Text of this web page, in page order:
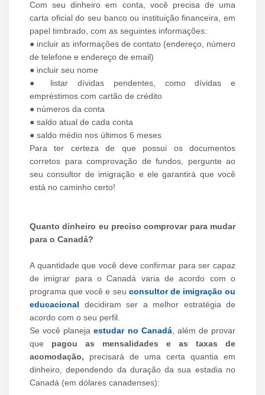
Com seu dinheiro em conta, você precisa de uma
carta oficial do seu banco ou instituição financeira, em
papel timbrado, com as seguintes informações:
● incluir as informações de contato (endereço, número
de telefone e endereço de email)
● incluir seu nome
● listar dívidas pendentes, como dívidas e
empréstimos com cartão de crédito
● números da conta
● saldo atual de cada conta
● saldo médio nos últimos 6 meses
Para ter certeza de que possui os documentos
corretos para comprovação de fundos, pergunte ao
seu consultor de imigração e ele garantirá que você
está no caminho certo!
Quanto dinheiro eu preciso comprovar para mudar
para o Canadá?
A quantidade que você deve confirmar para ser capaz
de imigrar para o Canadá varia de acordo com o
programa que você e seu consultor de imigração ou
educacional
decidiram ser a melhor estratégia de
acordo com o seu perfil.
Se você planejaestudar no Canadá, além de provar
que pagou as mensalidades e as taxas de
acomodação, precisará de uma certa quantia em
dinheiro, dependendo da duração da sua estadia no
Canadá (em dólares canadenses):